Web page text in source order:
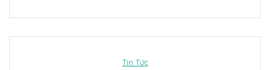
Tin Tức